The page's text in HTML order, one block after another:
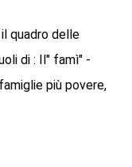
quadro delle
di : Il" famì" -
più povere,